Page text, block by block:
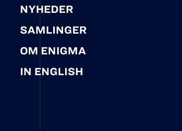
NYHEDER
SAMLINGER
OM ENIGMA
IN ENGLISH